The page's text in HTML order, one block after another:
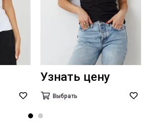
Узнать цену
Выбрать